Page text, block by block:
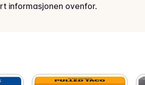
informasjonen ovenfor.